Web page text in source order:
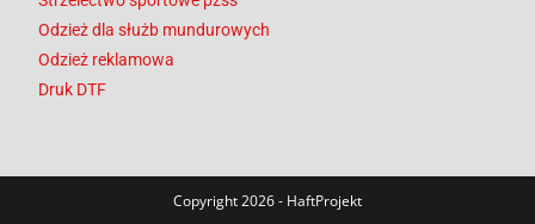
Odzież dla służb mundurowych
Odzież reklamowa
Druk DTF
Copyright 2026 - HaftProjekt